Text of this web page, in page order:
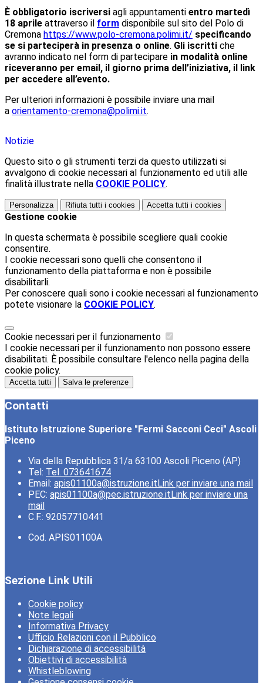
È obbligatorio iscriversi agli appuntamenti entro martedì
18 aprile attraverso il form disponibile sul sito del Polo di
Cremona https://www.polo-cremona.polimi.it/ specificando
se si parteciperà in presenza o online. Gli iscritti che
avranno indicato nel form di partecipare in modalità online
riceveranno per email, il giorno prima dell’iniziativa, il link
per accedere all’evento.
Per ulteriori informazioni è possibile inviare una mail
a orientamento-cremona@polimi.it.
Notizie
Questo sito o gli strumenti terzi da questo utilizzati si
avvalgono di cookie necessari al funzionamento ed utili alle
finalità illustrate nella COOKIE POLICY.
Personalizza Rifiuta tutti i cookies Accetta tutti i cookies
Gestione cookie
In questa schermata è possibile scegliere quali cookie
consentire.
I cookie necessari sono quelli che consentono il
funzionamento della piattaforma e non è possibile
disabilitarli.
Per conoscere quali sono i cookie necessari al funzionamento
potete visionare la COOKIE POLICY.
Cookie necessari per il funzionamento
I cookie necessari per il funzionamento non possono essere
disabilitati. È possibile consultare l'elenco nella pagina della
cookie policy.
Accetta tutti Salva le preferenze
Contatti
Istituto Istruzione Superiore "Fermi Sacconi Ceci" Ascoli
Piceno
Via della Repubblica 31/a 63100 Ascoli Piceno (AP)
Tel: Tel. 073641674
Email: apis01100a@istruzione.itLink per inviare una mail
PEC: apis01100a@pec.istruzione.itLink per inviare una
mail
C.F.: 92057710441
Cod. APIS01100A
Sezione Link Utili
Cookie policy
Note legali
Informativa Privacy
Ufficio Relazioni con il Pubblico
Dichiarazione di accessibilità
Obiettivi di accessibilità
Whistleblowing